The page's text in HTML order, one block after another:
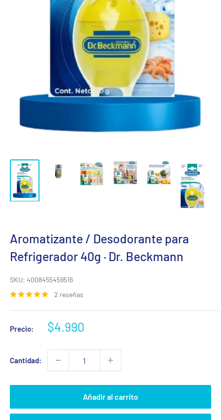
Aromatizante / Desodorante para
Refrigerador 40g · Dr. Beckmann
SKU: 4008455459516
2 reseñas
Precio:
Precio
venta
$4.990
Cantidad:
Añadir al carrito